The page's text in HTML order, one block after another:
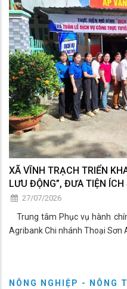
XÃ VĨNH TRẠCH TRIỂN
LƯU ĐỘNG”, ĐƯA TIỆN
27/07/2026
Trung tâm Phục vụ hành
Agribank Chi nhánh Thoại Sơn
NÔNG NGHIỆP - NÔNG